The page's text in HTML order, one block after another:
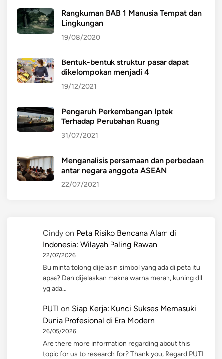
Rangkuman BAB 1 Manusia Tempat dan
Lingkungan
19/08/2020
Bentuk-bentuk struktur pasar dapat
dikelompokan menjadi 4
19/12/2021
Pengaruh Perkembangan Iptek
Terhadap Perubahan Ruang
31/07/2021
Menganalisis persamaan dan perbedaan
antar negara anggota ASEAN
22/07/2021
Cindy on Peta Risiko Bencana Alam di
Indonesia: Wilayah Paling Rawan
22/07/2026
Bu minta tolong dijelasin simbol yang ada di peta itu
apaa? Dan dijelaskan makna warna merah, kuning dll
yg ada…
PUTI on Siap Kerja: Kunci Sukses Memasuki
Dunia Profesional di Era Modern
26/05/2026
Are there more information regarding about this
topic for us to research for? Thank you, Regard PUTI